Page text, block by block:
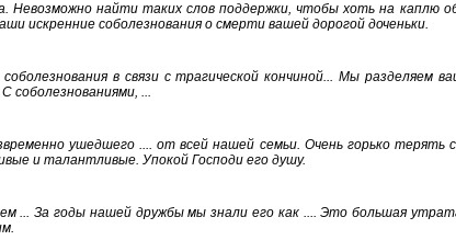
Невозможно найти таких слов поддержки, чтобы хоть на каплю
искренние соболезнования о смерти вашей дорогой доченьки.
в связи с трагической кончиной... Мы разделяем
соболезнованиями, ...
ушедшего .... от всей нашей семьи. Очень горько терять
и талантливые. Упокой Господи его душу.
... За годы нашей дружбы мы знали его как .... Это большая